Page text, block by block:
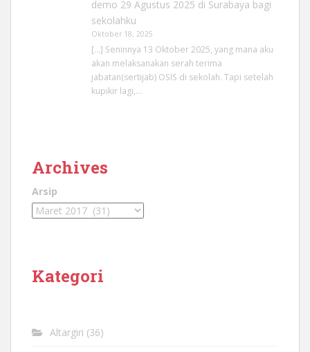
demo 29 Agustus 2025 di Surabaya bagi
sekolahku
Oktober 18, 2025
[…] Seninnya 13 Oktober 2025, yang mana aku
akan melaksanakan serah terima
jabatan(sertijab) OSIS di sekolah. Tapi setelah
kupikir lagi,…
Archives
Arsip
Kategori
Altargiri (36)